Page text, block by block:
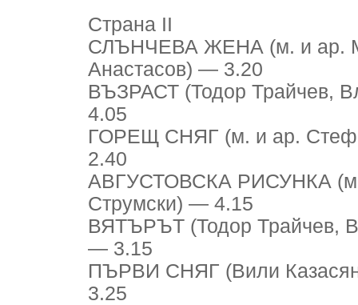
Страна II
СЛЪНЧЕВА ЖЕНА (м. и ар.
Анастасов) — 3.20
ВЪЗРАСТ (Тодор Трайчев,
4.05
ГОРЕЩ СНЯГ (м. и ар.
2.40
АВГУСТОВСКА РИСУНКА (м.
Струмски) — 4.15
ВЯТЪРЪТ (Тодор Трайчев,
— 3.15
ПЪРВИ СНЯГ (Вили
3.25